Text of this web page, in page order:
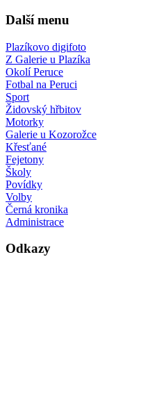
Další menu
Plazíkovo digifoto
Z Galerie u Plazíka
Okolí Peruce
Fotbal na Peruci
Sport
Židovský hřbitov
Motorky
Galerie u Kozorožce
Křesťané
Fejetony
Školy
Povídky
Volby
Černá kronika
Administrace
Odkazy